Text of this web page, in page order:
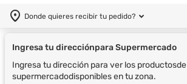
Donde quieres recibir tu pedido?
Ingresa tu direcciónpara Supermercado
Ingresa tu dirección para ver los productosde
supermercadodisponibles en tu zona.
Supermercado CRUSH